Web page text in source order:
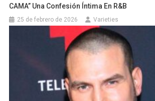
CAMA” Una Confesión Íntima En R&B
25 de febrero de 2026 Varieties